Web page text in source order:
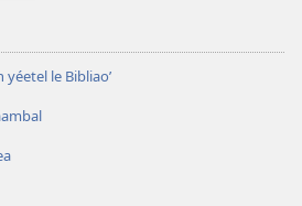
JéeobaJéeoba
yéetel le Bibliaoʼ